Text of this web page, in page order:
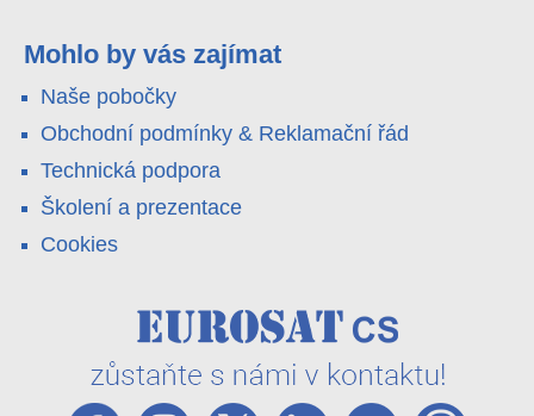
váš telefon. Podívejte se na video.
Mohlo by vás zajímat
Naše pobočky
Obchodní podmínky & Reklamační řád
Technická podpora
Školení a prezentace
Cookies